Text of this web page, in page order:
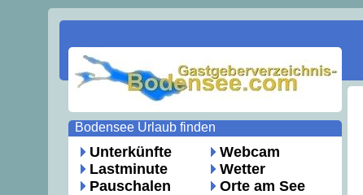
Unterkünfte
Lastminute
Pauschalen
Webcam
Wetter
Orte am See
Bodensee Urlaub finden